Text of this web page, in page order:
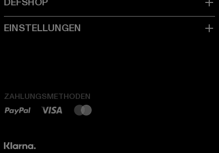
ZAHLUNGSMETHODEN